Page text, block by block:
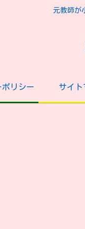
元教師が
ポリシー サイト